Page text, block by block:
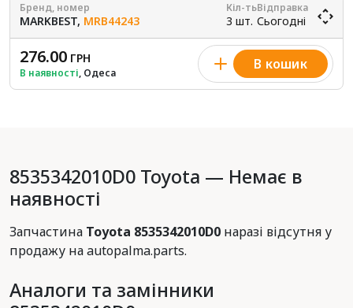
Бренд, номер
MARKBEST, MRB44243
Кіл-ть
3 шт.
Відправка
Сьогодні
276.00 ГРН
В наявності, Одеса
В кошик
8535342010D0 Toyota — Немає в
наявності
Запчастина Toyota 8535342010D0 наразі відсутня у
продажу на autopalma.parts.
Аналоги та замінники